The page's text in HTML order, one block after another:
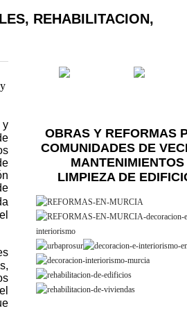
REHABILITACION,
y
OBRAS Y REFORMAS
COMUNIDADES DE
MANTENIMIENTOS
LIMPIEZA DE